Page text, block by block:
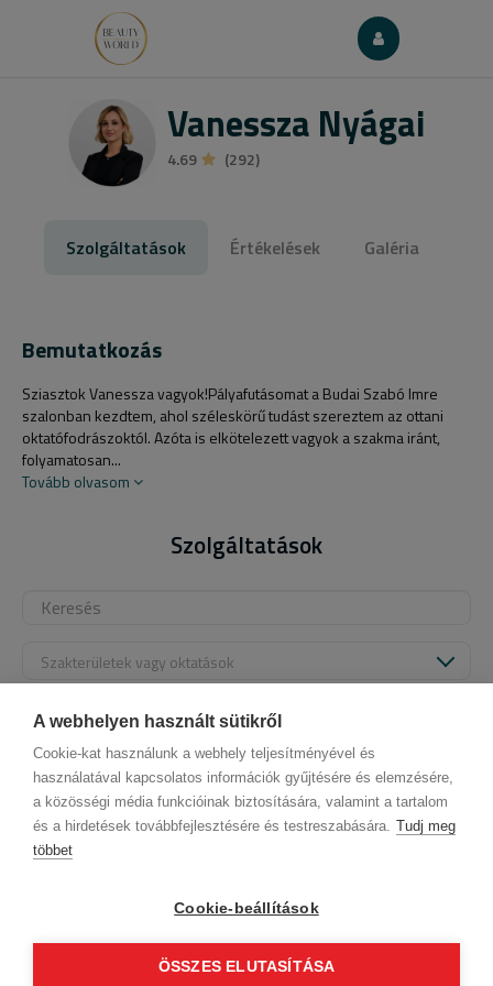
A webhelyen használt sütikről
Cookie-kat használunk a webhely teljesítményével és
használatával kapcsolatos információk gyűjtésére és elemzésére,
a közösségi média funkcióinak biztosítására, valamint a tartalom
és a hirdetések továbbfejlesztésére és testreszabására. Tudj meg
többet
Cookie-beállítások
ÖSSZES ELUTASÍTÁSA
Vanessza Nyágai
4.69 (292)
Szolgáltatások Értékelések Galéria
Bemutatkozás
Sziasztok Vanessza vagyok!Pályafutásomat a Budai Szabó Imre
szalonban kezdtem, ahol széleskörű tudást szereztem az ottani
oktatófodrászoktól. Azóta is elkötelezett vagyok a szakma iránt,
folyamatosan...
Tovább olvasom
Szolgáltatások
Szakterületek vagy oktatások
Alapértelmezett
© 2012 Beauty World Net Kft. Minden jog fenntartva.